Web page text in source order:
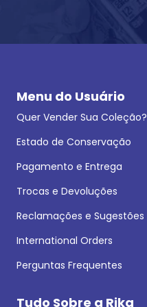
Menu do Usuário
Quer Vender Sua Coleção?
Estado de Conservação
Pagamento e Entrega
Trocas e Devoluções
Reclamações e Sugestões
International Orders
Perguntas Frequentes
Tudo Sobre a Rika